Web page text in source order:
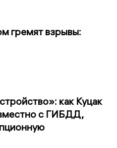
гремят взрывы:
как Куцак
с ГИБДД,